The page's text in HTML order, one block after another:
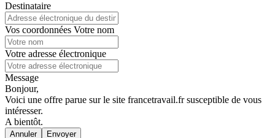
Destinataire
Vos coordonnées Votre nom
Votre adresse électronique
Message
Bonjour,
Voici une offre parue sur le site francetravail.fr susceptible de vous
intéresser.
A bientôt.
Annuler